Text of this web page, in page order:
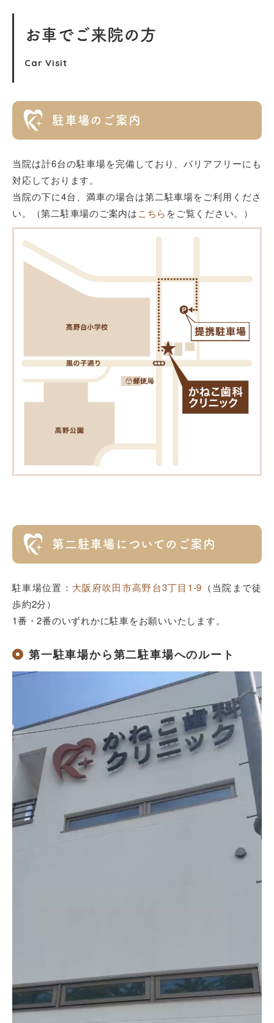
お車でご来院の方
Car Visit
駐車場のご案内
当院は計6台の駐車場を完備しており、バリアフリーにも
対応しております。
当院の下に4台、満車の場合は第二駐車場をご利用くださ
い。（第二駐車場のご案内はこちら をご覧ください。）
第二駐車場についてのご案内
駐車場位置： 大阪府吹田市高野台3丁目1-9 （当院まで徒
歩約2分）
1番・2番のいずれかに駐車をお願いいたします。
第一駐車場から第二駐車場へのルート